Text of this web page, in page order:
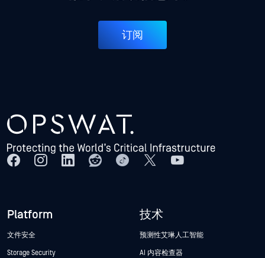
订阅
Platform
文件安全
Storage Security
技术
预测性艾琳人工智能
AI 内容检查器